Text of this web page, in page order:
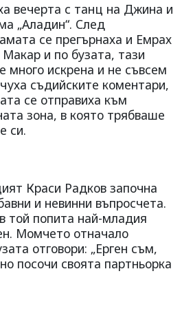
вечерта с танц на Джина и
„Аладин“. След
се прегърнаха и Емрах
и по бузата, тази
много искрена и не съвсем
съдийските коментари,
се отправиха към
зона, в която трябваше
си.
Краси Радков започна
и невинни въпросчета.
той попита най-младия
Момчето отначало
отговори: „Ерген съм,
посочи своята партньорка